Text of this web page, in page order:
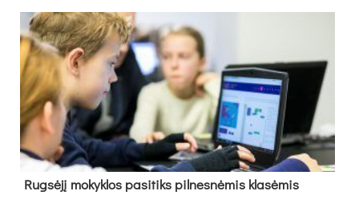
Rug­sė­jį mo­kyk­los pa­si­tiks pil­nes­nė­mis kla­sė­mis